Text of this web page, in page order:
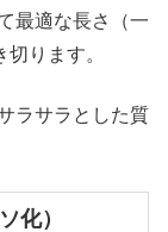
最適な長さ（一
ります。
ラサラとした質
化）